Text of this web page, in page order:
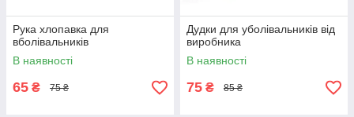
Рука хлопавка для
вболівальників
В наявності
65 ₴ 75 ₴
Дудки для уболівальників від
виробника
В наявності
75 ₴ 85 ₴